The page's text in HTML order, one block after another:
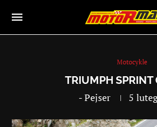
Motocykle
TRIUMPH SPRINT
-Pejser 5